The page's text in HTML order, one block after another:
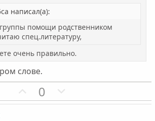
й
г
о
л
с
г
о
л
написал(а):
помощи родственником
спец.литературу,
очень правильно.
слове.
П
о
0
е